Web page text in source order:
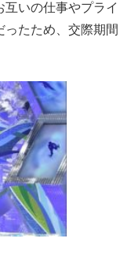
互いの仕事やプライ
たため、交際期間